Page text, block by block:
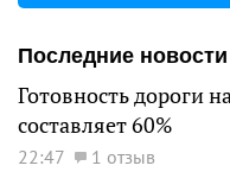
Последние новости
Готовность дороги
составляет 60%
22:47 1 отзыв